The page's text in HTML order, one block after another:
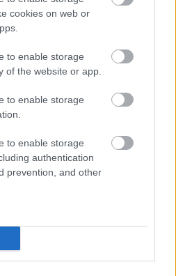
cookies on web or
to enable storage
of the website or app.
to enable storage
to enable storage
authentication
prevention, and other
áll az idei
A teljesen új
komoly vibrációkkal
problémákat
a fókusz immár
hajszolására